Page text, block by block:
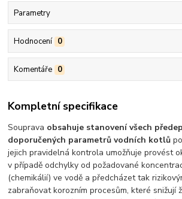
Parametry
Hodnocení 0
Komentáře 0
Kompletní specifikace
Souprava obsahuje stanovení všech
doporučených parametrů vodních kotlů
jejich pravidelná kontrola umožňuje provést
v případě odchylky od požadované
(chemikálií) ve vodě a předcházet tak
zabraňovat korozním procesům, které snižují